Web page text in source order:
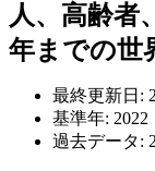
人、高齢者
年までの世
最終更新日:
基準年: 2022
過去データ: